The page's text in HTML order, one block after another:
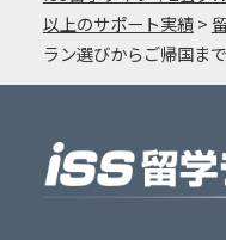
以上のサポート実績>
ラン選びからご帰国ま